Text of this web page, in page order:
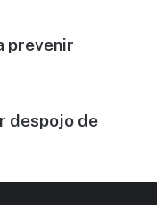
prevenir
despojo de